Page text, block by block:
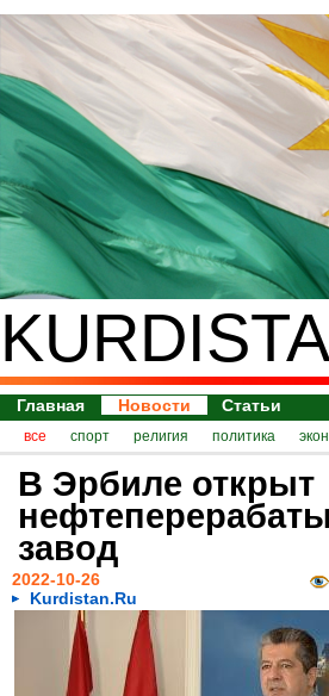
Главная Новости Статьи
все спорт религия политика
В Эрбиле открыт
завод
2022-10-26
Kurdistan.Ru